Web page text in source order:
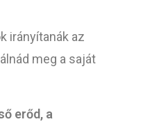
irányítanák az
meg a saját
erőd, a